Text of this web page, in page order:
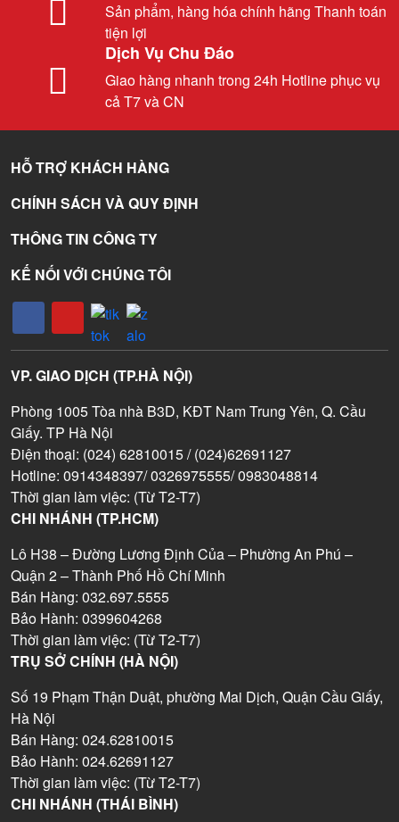
Sản phẩm, hàng hóa chính hãng Thanh toán
tiện lợi
Dịch Vụ Chu Đáo
Giao hàng nhanh trong 24h Hotline phục vụ
cả T7 và CN
HỖ TRỢ KHÁCH HÀNG
CHÍNH SÁCH VÀ QUY ĐỊNH
THÔNG TIN CÔNG TY
KẾ NỐI VỚI CHÚNG TÔI
VP. GIAO DỊCH (TP.HÀ NỘI)
Phòng 1005 Tòa nhà B3D, KĐT Nam Trung Yên, Q. Cầu
Giấy. TP Hà Nội
Điện thoại: (024) 62810015 / (024)62691127
Hotline: 0914348397/ 0326975555/ 0983048814
Thời gian làm việc: (Từ T2-T7)
CHI NHÁNH (TP.HCM)
Lô H38 – Đường Lương Định Của – Phường An Phú –
Quận 2 – Thành Phố Hồ Chí Minh
Bán Hàng: 032.697.5555
Bảo Hành: 0399604268
Thời gian làm việc: (Từ T2-T7)
TRỤ SỞ CHÍNH (HÀ NỘI)
Số 19 Phạm Thận Duật, phường Mai Dịch, Quận Cầu Giấy,
Hà Nội
Bán Hàng: 024.62810015
Bảo Hành: 024.62691127
Thời gian làm việc: (Từ T2-T7)
CHI NHÁNH (THÁI BÌNH)